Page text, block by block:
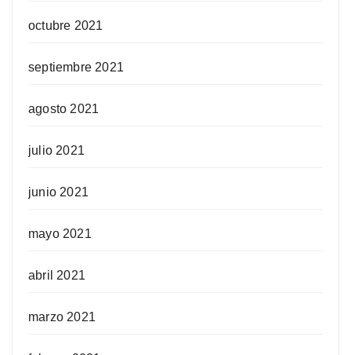
octubre 2021
septiembre 2021
agosto 2021
julio 2021
junio 2021
mayo 2021
abril 2021
marzo 2021